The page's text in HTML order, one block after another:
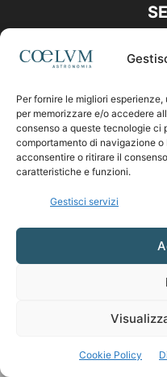
Per fornire le migliori
per memorizzare e/o accedere
consenso a queste tecnologie ci
comportamento di navigazione o
acconsentire o ritirare il
caratteristiche e funzioni.
Gestisci servizi
Cookie Policy